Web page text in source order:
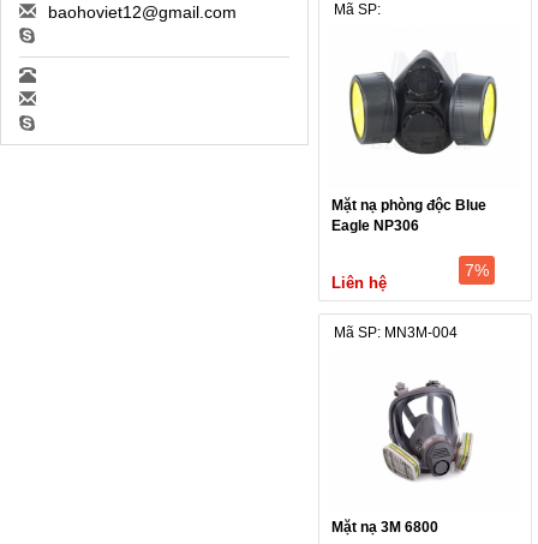
baohoviet12@gmail.com
Mã SP:
Mặt nạ phòng độc Blue
Eagle NP306
Liên hệ
7%
Mã SP: MN3M-004
Mặt nạ 3M 6800